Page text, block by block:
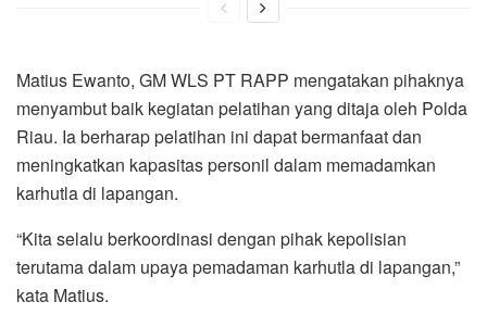
Matius Ewanto, GM WLS PT RAPP mengatakan pihaknya
menyambut baik kegiatan pelatihan yang ditaja oleh Polda
Riau. Ia berharap pelatihan ini dapat bermanfaat dan
meningkatkan kapasitas personil dalam memadamkan
karhutla di lapangan.
“Kita selalu berkoordinasi dengan pihak kepolisian
terutama dalam upaya pemadaman karhutla di lapangan,”
kata Matius.